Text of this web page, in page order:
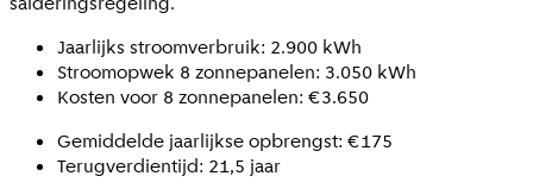
Jaarlijks stroomverbruik: 2.900 kWh
Stroomopwek 8 zonnepanelen: 3.050 kWh
Kosten voor 8 zonnepanelen: €3.650
Gemiddelde jaarlijkse opbrengst: €175
Terugverdientijd: 21,5 jaar